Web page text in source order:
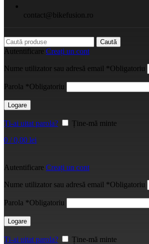
contact@bikefusion.ro
Caută
Autentificare Creați un cont
Nume utilizator sau adresă email *Obligatoriu
Parola *Obligatoriu
Logare
Ți-ai uitat parola?
Ține-mă minte
0 / 0,00 lei
Autentificare Creați un cont
Nume utilizator sau adresă email *Obligatoriu
Parola *Obligatoriu
Logare
Ți-ai uitat parola?
Ține-mă minte